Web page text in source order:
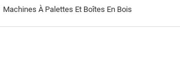
Machines À Palettes Et Boîtes En Bois